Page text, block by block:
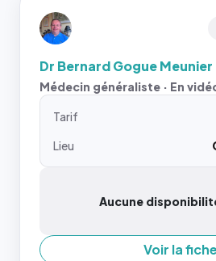
Dr Bernard Gogue Meunier
Médecin généraliste · En
Tarif
Lieu
Aucune
Voir la fiche